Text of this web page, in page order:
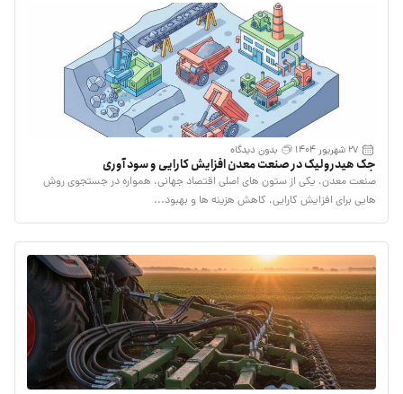
27 شهریور 1404 بدون دیدگاه
جک هیدرولیک در صنعت معدن افزایش کارایی و سود آوری
صنعت معدن، یکی از ستون‌ های اصلی اقتصاد جهانی، همواره در جستجوی روش‌
هایی برای افزایش کارایی، کاهش هزینه‌ ها و بهبود...